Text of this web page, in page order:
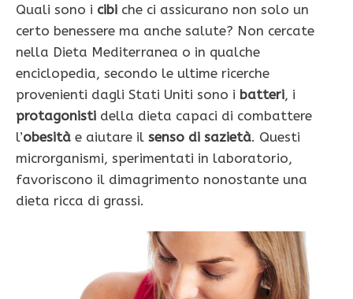
Quali sono i cibi che ci assicurano non solo un
certo benessere ma anche salute? Non cercate
nella Dieta Mediterranea o in qualche
enciclopedia, secondo le ultime ricerche
provenienti dagli Stati Uniti sono i batteri, i
protagonisti della dieta capaci di combattere
l’obesità e aiutare il senso di sazietà. Questi
microrganismi, sperimentati in laboratorio,
favoriscono il dimagrimento nonostante una
dieta ricca di grassi.